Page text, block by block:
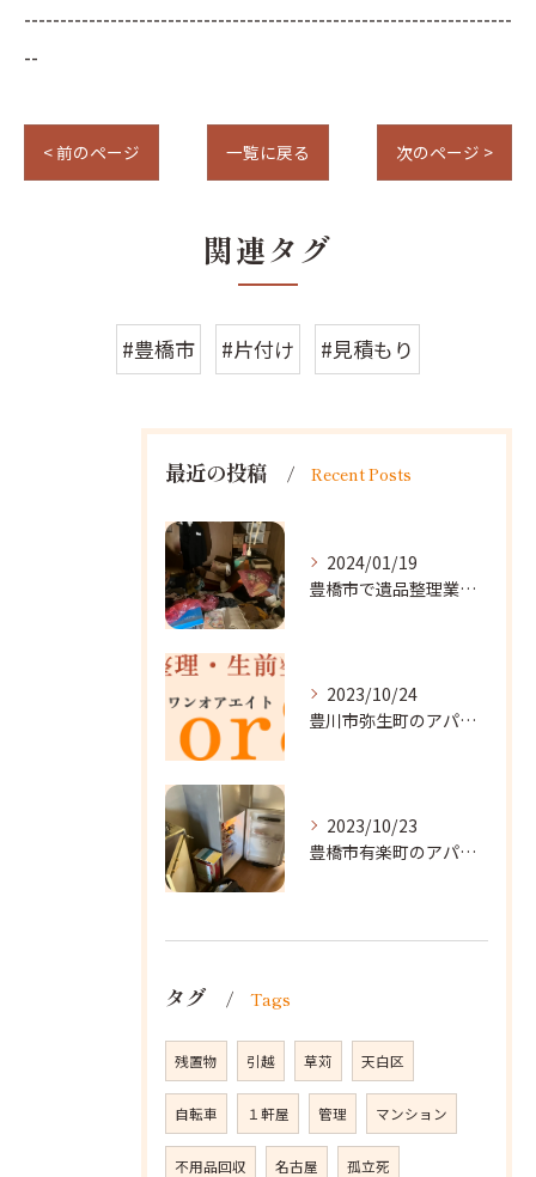
--------------------------------------------------------------------
--
< 前のページ 一覧に戻る 次のページ >
関連タグ
#豊橋市 #片付け #見積もり
最近の投稿 Recent Posts
2024/01/19
豊橋市で遺品整理業者をお探しなら｜心を込めたサービスを
2023/10/24
豊川市弥生町のアパート改装に向かいました。
2023/10/23
豊橋市有楽町のアパートに遺品整理に向かいました。
タグ Tags
残置物 引越 草苅 天白区
自転車 １軒屋 管理 マンション
不用品回収 名古屋 孤立死